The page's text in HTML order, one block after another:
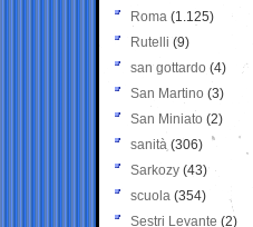
Roma (1.125)
Rutelli (9)
san gottardo (4)
San Martino (3)
San Miniato (2)
sanità (306)
Sarkozy (43)
scuola (354)
Sestri Levante (2)